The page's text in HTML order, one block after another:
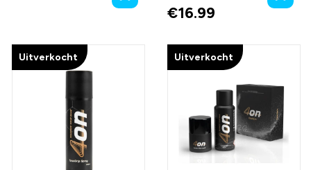
€16.99
Uitverkocht Uitverkocht